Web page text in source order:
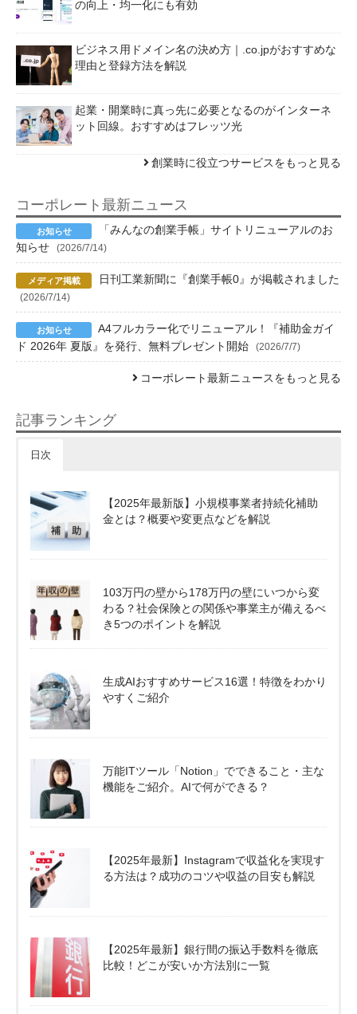
の向上・均一化にも有効
ビジネス用ドメイン名の決め方｜.co.jpがおすすめな
理由と登録方法を解説
起業・開業時に真っ先に必要となるのがインターネ
ット回線。おすすめはフレッツ光
創業時に役立つサービスをもっと見る
コーポレート最新ニュース
「みんなの創業手帳」サイトリニューアルのお
知らせ
(2026/7/14)
日刊工業新聞に『創業手帳0』が掲載されました
(2026/7/14)
A4フルカラー化でリニューアル！『補助金ガイ
ド 2026年 夏版』を発行、無料プレゼント開始
(2026/7/7)
コーポレート最新ニュースをもっと見る
記事ランキング
日次
【2025年最新版】小規模事業者持続化補助
金とは？概要や変更点などを解説
103万円の壁から178万円の壁にいつから変
わる？社会保険との関係や事業主が備えるべ
き5つのポイントを解説
生成AIおすすめサービス16選！特徴をわかり
やすくご紹介
万能ITツール「Notion」でできること・主な
機能をご紹介。AIで何ができる？
【2025年最新】Instagramで収益化を実現す
る方法は？成功のコツや収益の目安も解説
【2025年最新】銀行間の振込手数料を徹底
比較！どこが安いか方法別に一覧